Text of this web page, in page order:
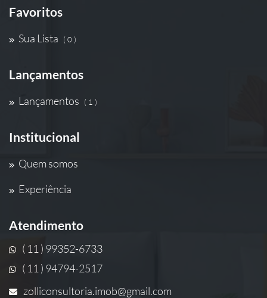
Favoritos
Sua Lista ( 0 )
Lançamentos
Lançamentos ( 1 )
Institucional
Quem somos
Experiência
Atendimento
( 11 ) 99352-6733
( 11 ) 94794-2517
zolliconsultoria.imob@gmail.com